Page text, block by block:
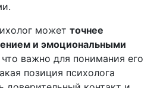
может точнее
и эмоциональными
что важно для понимания его
позиция психолога